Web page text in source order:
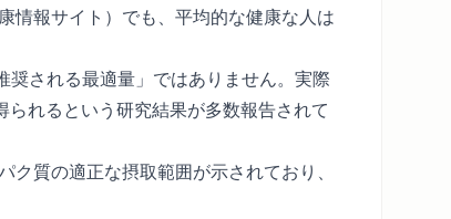
報サイト）でも、平均的な健康な人は
される最適量」ではありません。実際
れるという研究結果が多数報告されて
質の適正な摂取範囲が示されており、